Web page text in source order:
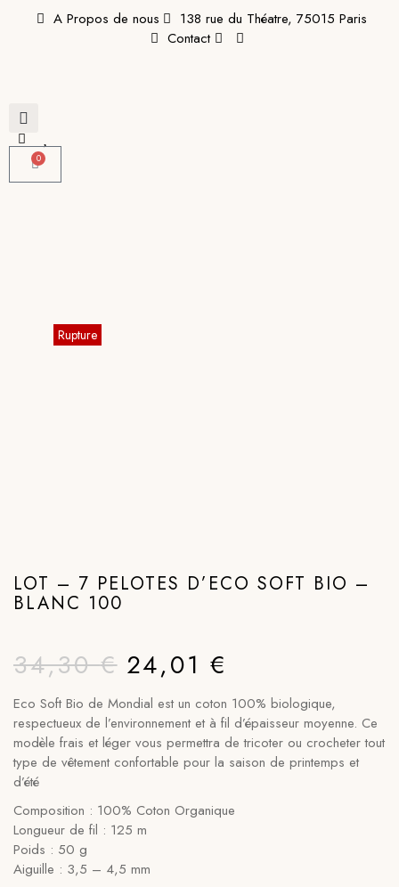
A Propos de nous
138 rue du Théatre, 75015 Paris
Contact
0
LOT – 7 PELOTES D’ECO SOFT BIO –
BLANC 100
34,30€ 24,01€
Eco Soft Bio de Mondial est un coton 100% biologique,
respectueux de l’environnement et à fil d’épaisseur moyenne. Ce
modèle frais et léger vous permettra de tricoter ou crocheter tout
type de vêtement confortable pour la saison de printemps et
d’été
Composition : 100% Coton Organique
Longueur de fil : 125 m
Poids : 50 g
Aiguille : 3,5 – 4,5 mm